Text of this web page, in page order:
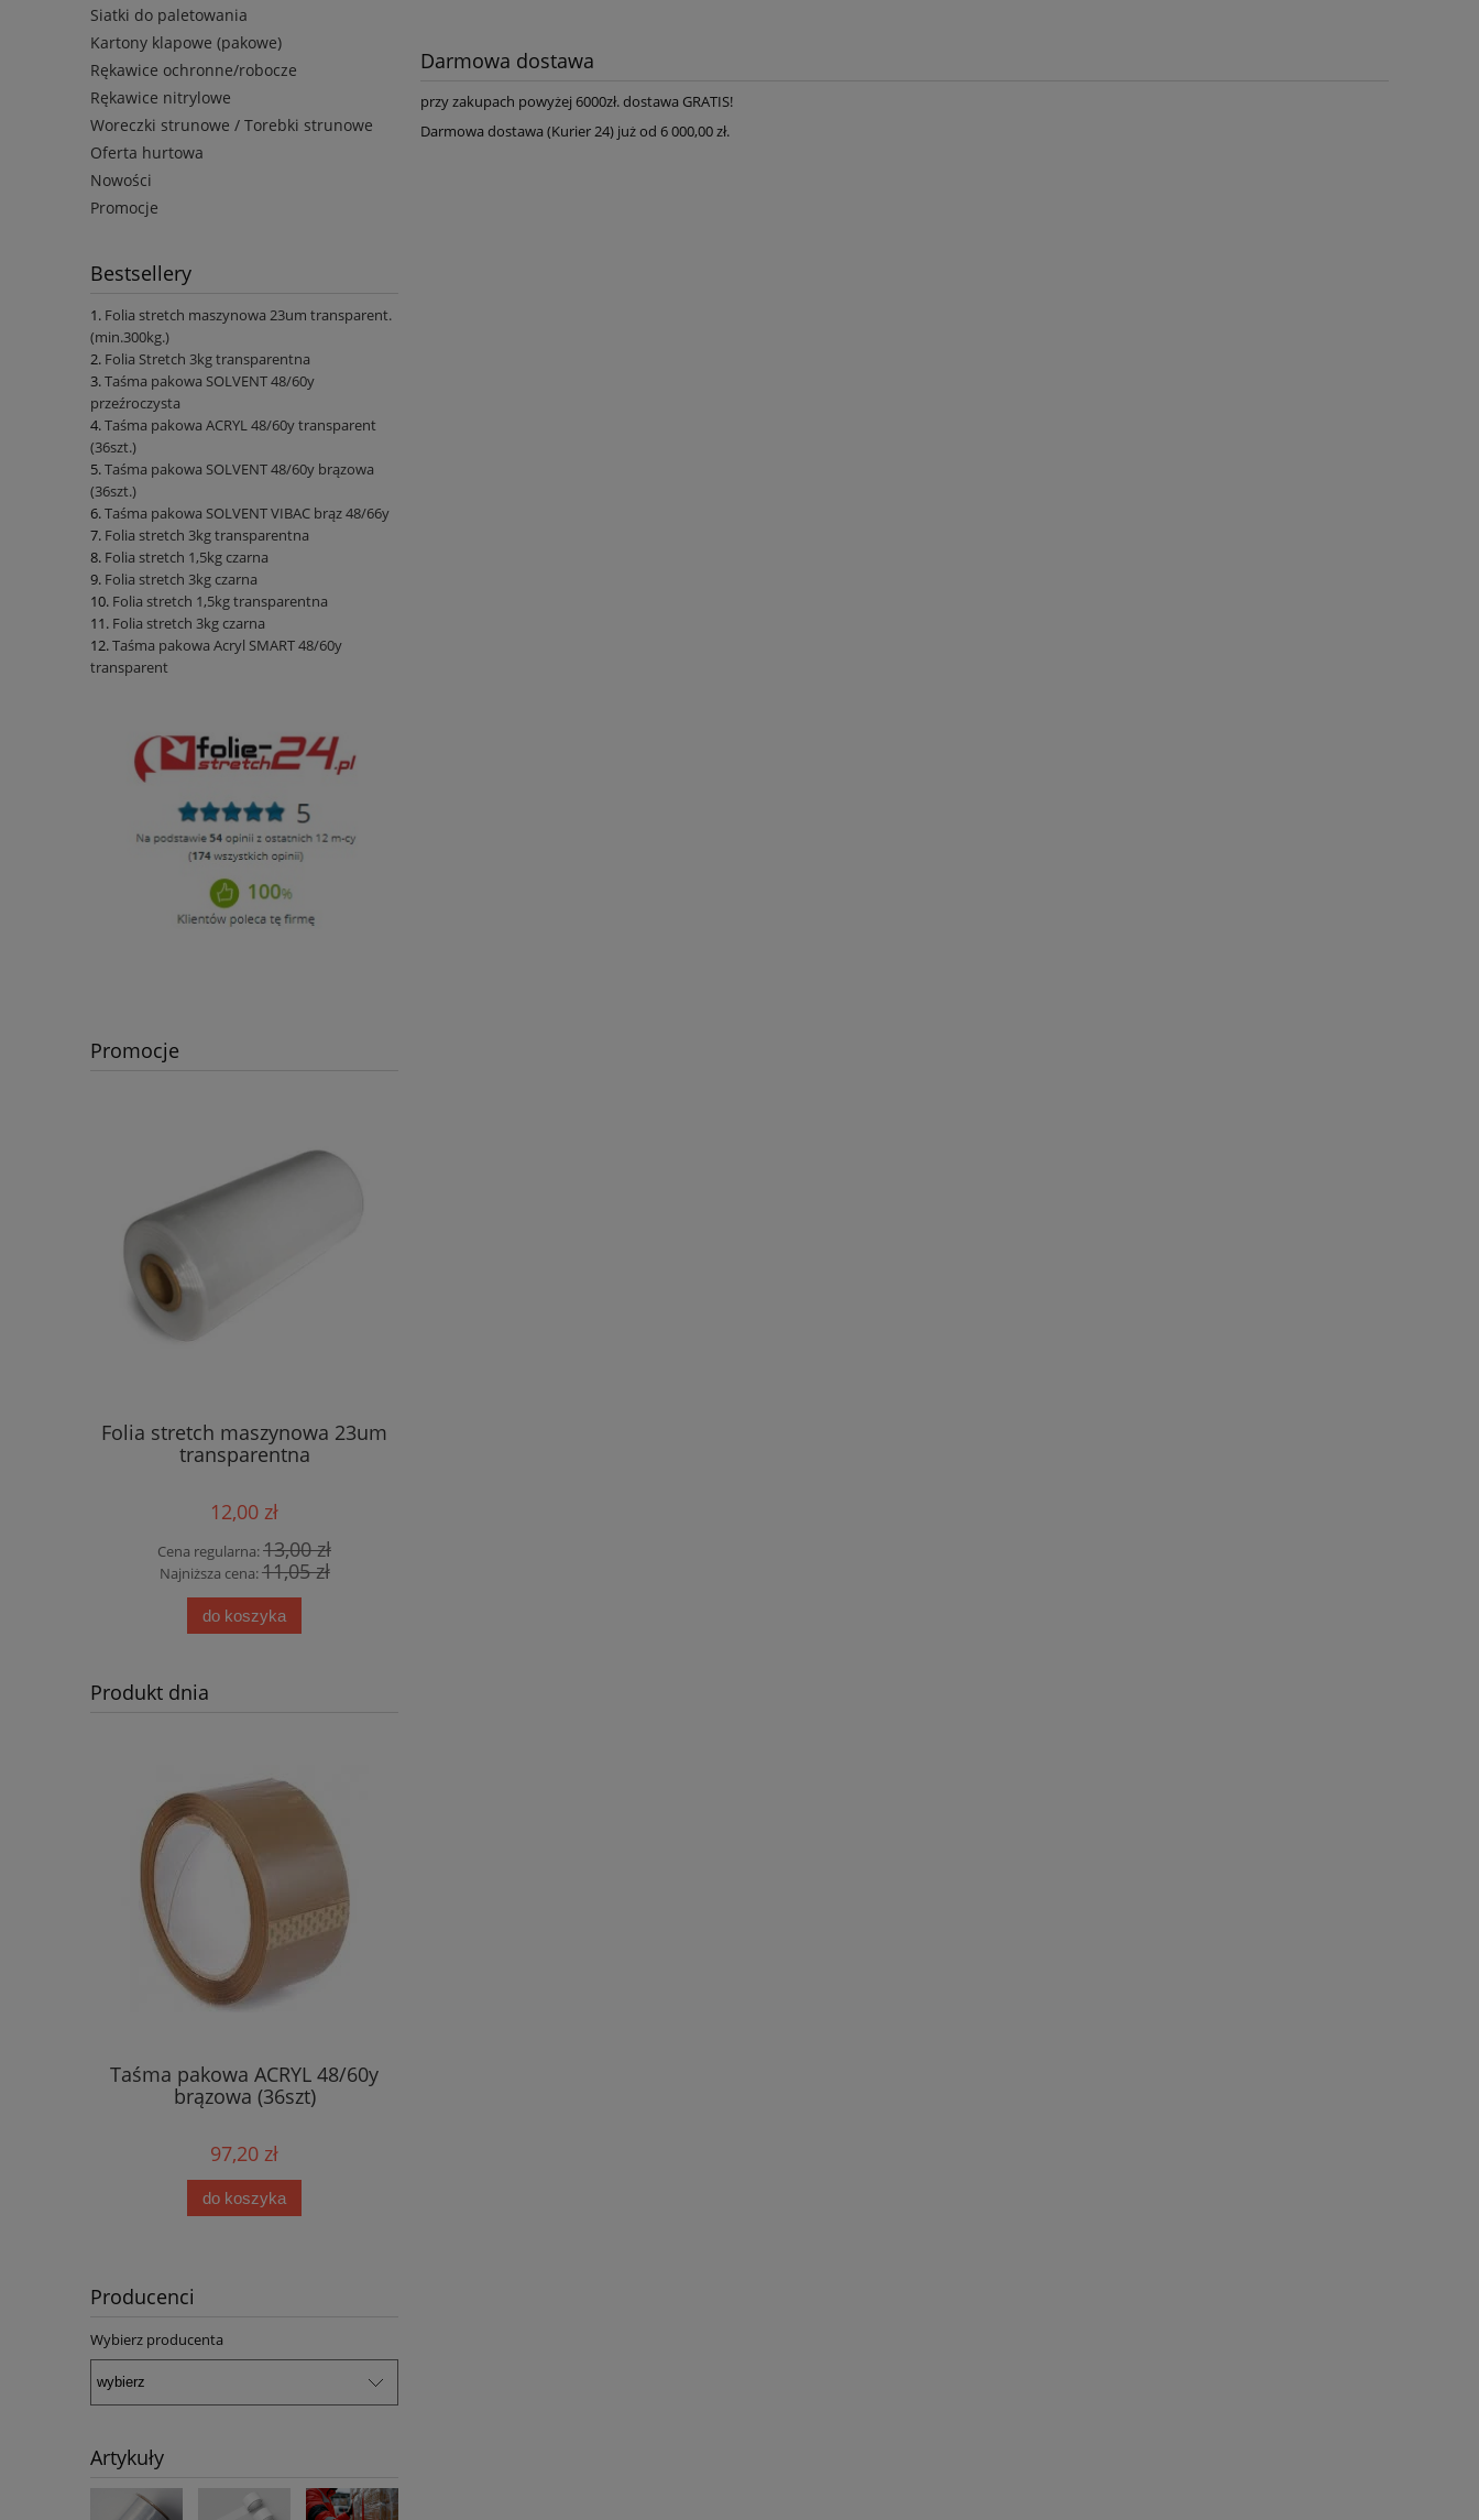
Siatki do paletowania
Kartony klapowe (pakowe)
Rękawice ochronne/robocze
Rękawice nitrylowe
Woreczki strunowe / Torebki strunowe
Oferta hurtowa
Nowości
Promocje
Bestsellery
Folia stretch maszynowa 23um transparent.
(min.300kg.)
Folia Stretch 3kg transparentna
Taśma pakowa SOLVENT 48/60y
przeźroczysta
Taśma pakowa ACRYL 48/60y transparent
(36szt.)
Taśma pakowa SOLVENT 48/60y brązowa
(36szt.)
Taśma pakowa SOLVENT VIBAC brąz 48/66y
Folia stretch 3kg transparentna
Folia stretch 1,5kg czarna
Folia stretch 3kg czarna
Folia stretch 1,5kg transparentna
Folia stretch 3kg czarna
Taśma pakowa Acryl SMART 48/60y
transparent
Promocje
Folia stretch maszynowa 23um
transparentna
12,00 zł
Cena regularna:13,00 zł
Najniższa cena:11,05 zł
do koszyka
Produkt dnia
Taśma pakowa ACRYL 48/60y
brązowa (36szt)
97,20 zł
do koszyka
Producenci
Wybierz producenta
Artykuły
Darmowa dostawa
przy zakupach powyżej 6000zł. dostawa GRATIS!
Darmowa dostawa (Kurier 24) już od 6 000,00 zł.